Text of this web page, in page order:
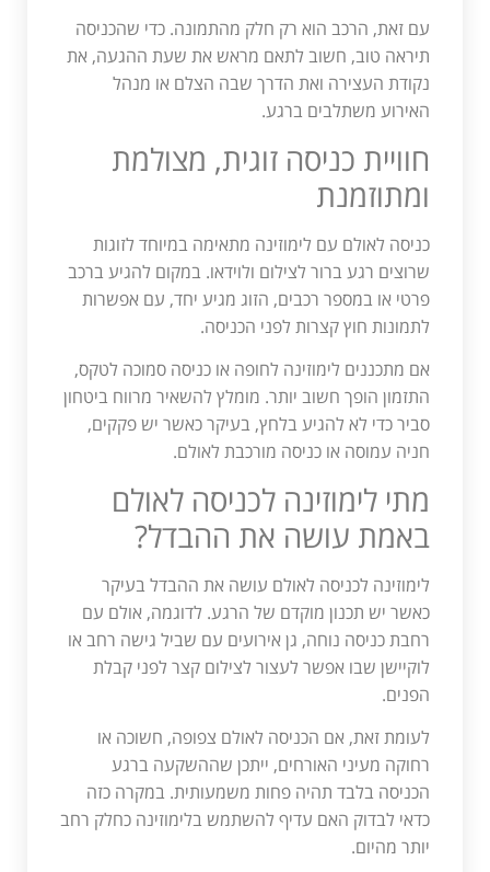
עם זאת, הרכב הוא רק חלק מהתמונה. כדי שהכניסה
תיראה טוב, חשוב לתאם מראש את שעת ההגעה, את
נקודת העצירה ואת הדרך שבה הצלם או מנהל
האירוע משתלבים ברגע.
חוויית כניסה זוגית, מצולמת
ומתוזמנת
כניסה לאולם עם לימוזינה מתאימה במיוחד לזוגות
שרוצים רגע ברור לצילום ולוידאו. במקום להגיע ברכב
פרטי או במספר רכבים, הזוג מגיע יחד, עם אפשרות
לתמונות חוץ קצרות לפני הכניסה.
אם מתכננים לימוזינה לחופה או כניסה סמוכה לטקס,
התזמון הופך חשוב יותר. מומלץ להשאיר מרווח ביטחון
סביר כדי לא להגיע בלחץ, בעיקר כאשר יש פקקים,
חניה עמוסה או כניסה מורכבת לאולם.
מתי לימוזינה לכניסה לאולם
באמת עושה את ההבדל?
לימוזינה לכניסה לאולם עושה את ההבדל בעיקר
כאשר יש תכנון מוקדם של הרגע. לדוגמה, אולם עם
רחבת כניסה נוחה, גן אירועים עם שביל גישה רחב או
לוקיישן שבו אפשר לעצור לצילום קצר לפני קבלת
הפנים.
לעומת זאת, אם הכניסה לאולם צפופה, חשוכה או
רחוקה מעיני האורחים, ייתכן שההשקעה ברגע
הכניסה בלבד תהיה פחות משמעותית. במקרה כזה
כדאי לבדוק האם עדיף להשתמש בלימוזינה כחלק רחב
יותר מהיום.